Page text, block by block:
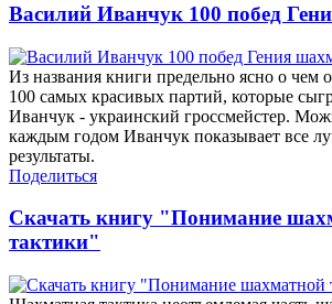
Василий Иванчук 100 побед
Из названия книги предельно ясно о чем
100 самых красивых партий, которые
Иванчук - украинский гроссмейстер.
каждым годом Иванчук показывает все
результаты.
Поделиться
Скачать книгу "Понимание
тактики"